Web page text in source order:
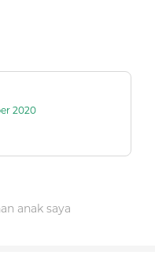
2020
anak saya